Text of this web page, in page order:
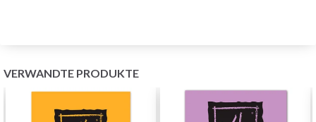
VERWANDTE PRODUKTE